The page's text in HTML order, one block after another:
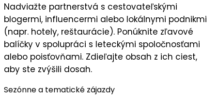
Nadviažte partnerstvá s cestovateľskými
blogermi, influencermi alebo lokálnymi podnikmi
(napr. hotely, reštaurácie). Ponúknite zľavové
balíčky v spolupráci s leteckými spoločnosťami
alebo poisťovňami. Zdieľajte obsah z ich ciest,
aby ste zvýšili dosah.
Sezónne a tematické zájazdy